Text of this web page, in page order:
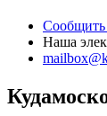
Наша